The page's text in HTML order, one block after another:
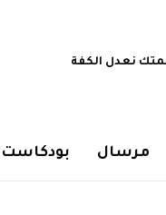
نعدل الكفة
مرسال بودكاست